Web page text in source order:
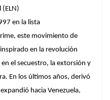
(ELN)
en la lista
este movimiento de
en la revolución
el secuestro, la extorsión y
En los últimos años, derivó
hacia Venezuela,